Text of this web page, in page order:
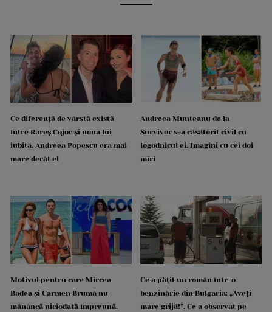
Ce diferență de vârstă există
între Rareș Cojoc și noua lui
iubită. Andreea Popescu era mai
mare decât el
Andreea Munteanu de la
Survivor s-a căsătorit civil cu
logodnicul ei. Imagini cu cei doi
miri
Motivul pentru care Mircea
Badea și Carmen Brumă nu
mănâncă niciodată împreună.
Ce a pățit un român într-o
benzinărie din Bulgaria: „Aveți
mare grijă!”. Ce a observat pe